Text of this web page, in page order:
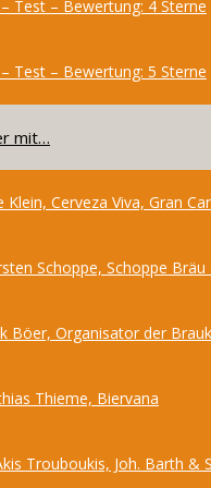
Test – Bewertung: 4 Sterne
Test – Bewertung: 5 Sterne
mit…
Klein, Cerveza Viva, Gran
Schoppe, Schoppe Bräu
Böer, Organisator der
Thieme, Biervana
Trouboukis, Joh. Barth &